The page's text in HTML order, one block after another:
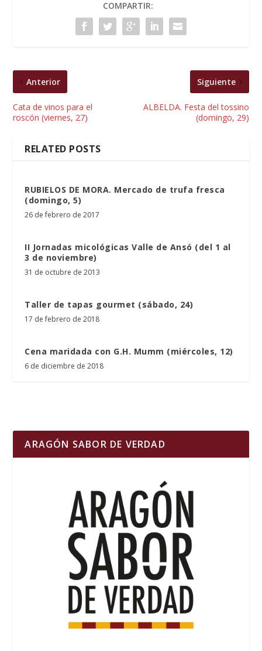
COMPARTIR:
Anterior
Cata de vinos para el
roscón (viernes, 27)
Siguiente
ALBELDA. Festa del tossino
(domingo, 29)
RELATED POSTS
RUBIELOS DE MORA. Mercado de trufa fresca
(domingo, 5)
26 de febrero de 2017
II Jornadas micológicas Valle de Ansó (del 1 al
3 de noviembre)
31 de octubre de 2013
Taller de tapas gourmet (sábado, 24)
17 de febrero de 2018
Cena maridada con G.H. Mumm (miércoles, 12)
6 de diciembre de 2018
ARAGÓN SABOR DE VERDAD